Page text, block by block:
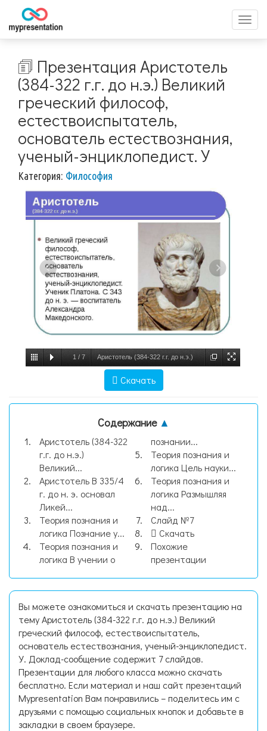
меню
🗊 Презентация Аристотель
(384-322 г.г. до н.э.) Великий
греческий философ,
естествоиспытатель,
основатель естествознания,
ученый-энциклопедист. У
Категория: Философия
1 / 7 Аристотель (384-322 г.г. до н.э.)
естествоиспытатель, основатель
слайд №1
Скачать
Содержание ▲
Аристотель (384-322
г.г. до н.э.)
Великий...
Аристотель В 335/4
г. до н. э. основал
Ликей...
Теория познания и
логика Познание у...
Теория познания и
логика В учении о
познании...
Теория познания и
логика Цель науки...
Теория познания и
логика Размышляя
над...
Слайд №7
Скачать
Похожие
презентации
Вы можете ознакомиться и скачать презентацию на
тему Аристотель (384-322 г.г. до н.э.) Великий
греческий философ, естествоиспытатель,
основатель естествознания, ученый-энциклопедист.
У. Доклад-сообщение содержит 7 слайдов.
Презентации для любого класса можно скачать
бесплатно. Если материал и наш сайт презентаций
Mypresentation Вам понравились – поделитесь им с
друзьями с помощью социальных кнопок и добавьте в
закладки в своем браузере.